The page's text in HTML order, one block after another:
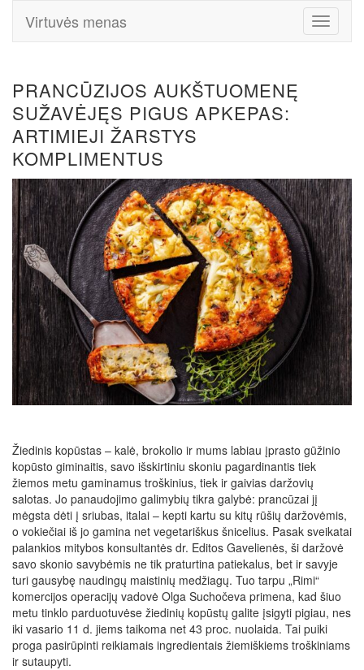
Toggle
Virtuvės menas
PRANCŪZIJOS AUKŠTUOMENĘ
SUŽAVĖJĘS PIGUS APKEPAS:
ARTIMIEJI ŽARSTYS
KOMPLIMENTUS
Žiedinis kopūstas – kalė, brokolio ir mums labiau įprasto gūžinio
kopūsto giminaitis, savo išskirtiniu skoniu pagardinantis tiek
žiemos metu gaminamus troškinius, tiek ir gaivias daržovių
salotas. Jo panaudojimo galimybių tikra galybė: prancūzai jį
mėgsta dėti į sriubas, italai – kepti kartu su kitų rūšių daržovėmis,
o vokiečiai iš jo gamina net vegetariškus šnicelius. Pasak sveikatai
palankios mitybos konsultantės dr. Editos Gavelienės, ši daržovė
savo skonio savybėmis ne tik praturtina patiekalus, bet ir savyje
turi gausybę naudingų maistinių medžiagų. Tuo tarpu „Rimi“
komercijos operacijų vadovė Olga Suchočeva primena, kad šiuo
metu tinklo parduotuvėse žiedinių kopūstų galite įsigyti pigiau, nes
iki vasario 11 d. jiems taikoma net 43 proc. nuolaida. Tai puiki
proga pasirūpinti reikiamais ingredientais žiemiškiems troškiniams
ir sutaupyti.